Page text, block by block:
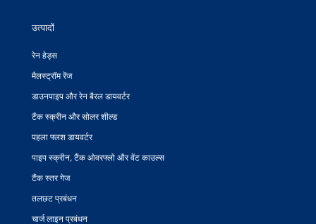
उत्पादों
रेन हेड्स
मैलस्ट्रॉम रेंज
डाउनपाइप और रेन बैरल डायवर्टर
टैंक स्क्रीन और सोलर शील्ड
पहला फ्लश डायवर्टर
पाइप स्क्रीन, टैंक ओवरफ्लो और वेंट काउल्स
टैंक स्तर गेज
तलछट प्रबंधन
चार्ज लाइन प्रबंधन